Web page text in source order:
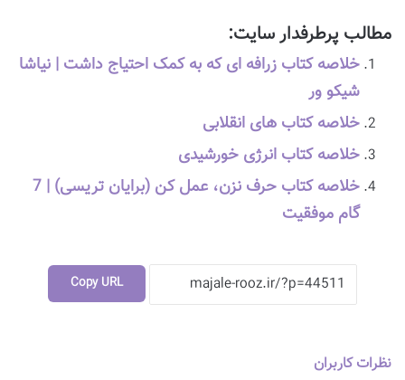
مطالب پرطرفدار سایت:
خلاصه کتاب زرافه ای که به کمک احتیاج داشت | نیاشا
شیکو ور
خلاصه کتاب های انقلابی
خلاصه کتاب انرژی خورشیدی
خلاصه کتاب حرف نزن، عمل کن (برایان تریسی) | 7
گام موفقیت
Copy URL
نظرات کاربران